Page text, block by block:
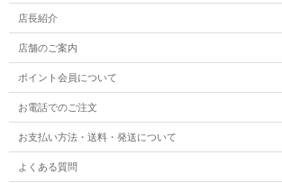
店長紹介
店舗のご案内
ポイント会員について
お電話でのご注文
お支払い方法・送料・発送について
よくある質問